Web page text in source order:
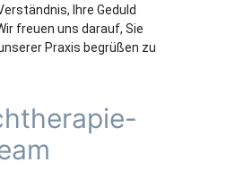
Ihre Geduld
freuen uns darauf, Sie
Praxis begrüßen zu